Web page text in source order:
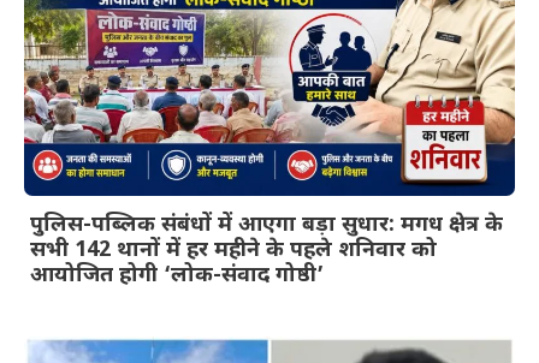
पुलिस-पब्लिक संबंधों में आएगा बड़ा सुधार: मगध क्षेत्र के
सभी 142 थानों में हर महीने के पहले शनिवार को
आयोजित होगी ‘लोक-संवाद गोष्ठी’